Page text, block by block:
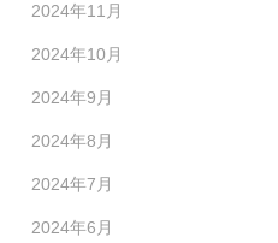
2024年11月
2024年10月
2024年9月
2024年8月
2024年7月
2024年6月